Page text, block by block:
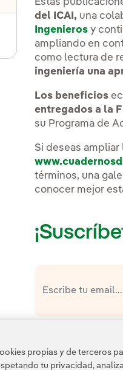
Estas
del ICAI, una
Ingenieros y
ampliando en
como lectura de
ingeniería una
Los beneficios
entregados a la
su Programa de
Si deseas
términos, una
conocer mejor
Esta página está
Google.
propias y de terceros
tu privacidad,